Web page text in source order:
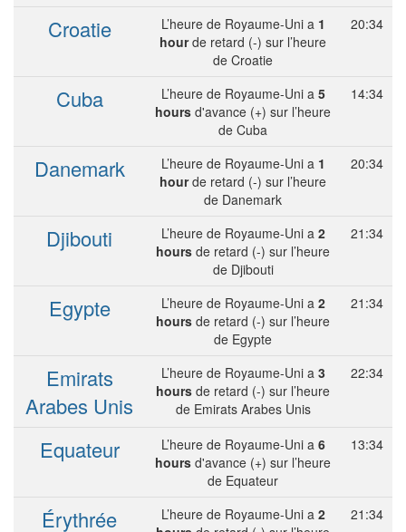
Croatie L’heure de Royaume-Uni a 1
hourde retard (-) sur l’heure
de Croatie
20:34
Cuba L’heure de Royaume-Uni a 5
hours d'avance (+) sur l’heure
de Cuba
14:34
Danemark L’heure de Royaume-Uni a 1
hourde retard (-) sur l’heure
de Danemark
20:34
Djibouti L’heure de Royaume-Uni a 2
hours de retard (-) sur l’heure
de Djibouti
21:34
Egypte L’heure de Royaume-Uni a 2
hours de retard (-) sur l’heure
de Egypte
21:34
Emirats
Arabes Unis
L’heure de Royaume-Uni a 3
hours de retard (-) sur l’heure
de Emirats Arabes Unis
22:34
Equateur L’heure de Royaume-Uni a 6
hours d'avance (+) sur l’heure
de Equateur
13:34
Érythrée L’heure de Royaume-Uni a 2
21:34